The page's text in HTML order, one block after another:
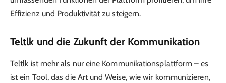
Effizienz und Produktivität zu steigern.
Teltlk und die Zukunft der Kommunikation
Teltlk ist mehr als nur eine Kommunikationsplattform – es
ist ein Tool, das die Art und Weise, wie wir kommunizieren,